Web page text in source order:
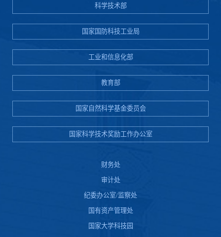
科学技术部
国家国防科技工业局
工业和信息化部
教育部
国家自然科学基金委员会
国家科学技术奖励工作办公室
财务处
审计处
纪委办公室/监察处
国有资产管理处
国家大学科技园